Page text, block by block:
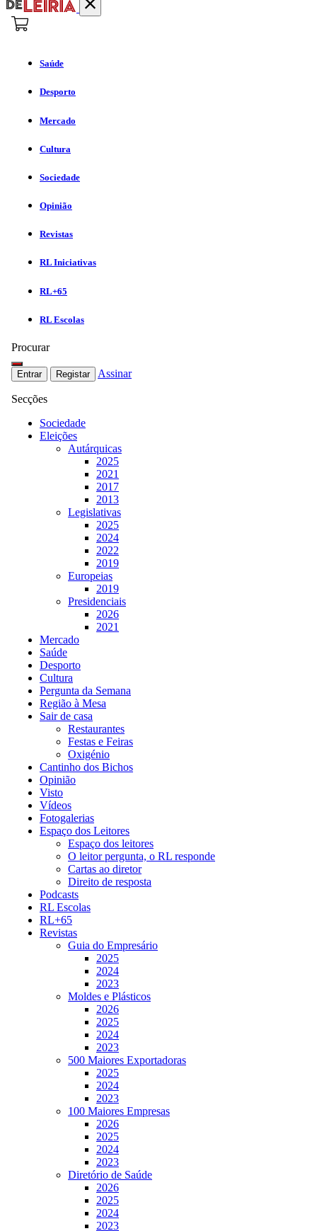
Saúde
Desporto
Mercado
Cultura
Sociedade
Opinião
Revistas
RL Iniciativas
RL+65
RL Escolas
Procurar
Entrar Registar Assinar
Secções
Sociedade
Eleições
Autárquicas
2025
2021
2017
2013
Legislativas
2025
2024
2022
2019
Europeias
2019
Presidenciais
2026
2021
Mercado
Saúde
Desporto
Cultura
Pergunta da Semana
Região à Mesa
Sair de casa
Restaurantes
Festas e Feiras
Oxigénio
Cantinho dos Bichos
Opinião
Visto
Vídeos
Fotogalerias
Espaço dos Leitores
Espaço dos leitores
O leitor pergunta, o RL responde
Cartas ao diretor
Direito de resposta
Podcasts
RL Escolas
RL+65
Revistas
Guia do Empresário
2025
2024
2023
Moldes e Plásticos
2026
2025
2024
2023
500 Maiores Exportadoras
2025
2024
2023
100 Maiores Empresas
2026
2025
2024
2023
Diretório de Saúde
2026
2025
2024
2023